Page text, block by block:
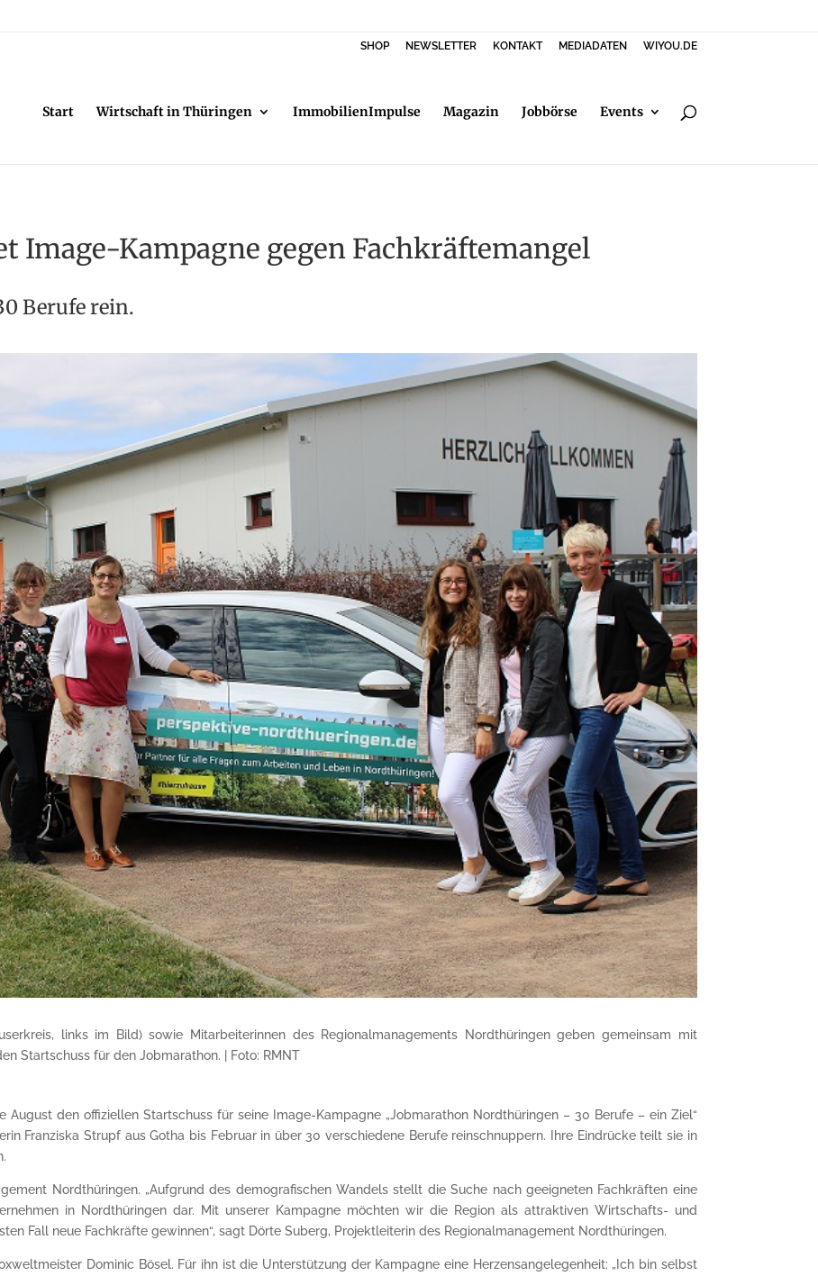
SHOP NEWSLETTER KONTAKT MEDIADATEN WIYOU.DE
Start Wirtschaft in Thüringen ImmobilienImpulse Magazin Jobbörse Events
Image-Kampagne gegen Fachkräftemangel
Berufe rein.
links im Bild) sowie Mitarbeiterinnen des Regionalmanagements Nordthüringen geben gemeinsam mit
Startschuss für den Jobmarathon. | Foto: RMNT
August den offiziellen Startschuss für seine Image-Kampagne „Jobmarathon Nordthüringen – 30 Berufe – ein Ziel“
Franziska Strupf aus Gotha bis Februar in über 30 verschiedene Berufe reinschnuppern. Ihre Eindrücke teilt sie in
Nordthüringen. „Aufgrund des demografischen Wandels stellt die Suche nach geeigneten Fachkräften eine
in Nordthüringen dar. Mit unserer Kampagne möchten wir die Region als attraktiven Wirtschafts- und
Fall neue Fachkräfte gewinnen“, sagt Dörte Suberg, Projektleiterin des Regionalmanagement Nordthüringen.
Dominic Bösel. Für ihn ist die Unterstützung der Kampagne eine Herzensangelegenheit: „Ich bin selbst